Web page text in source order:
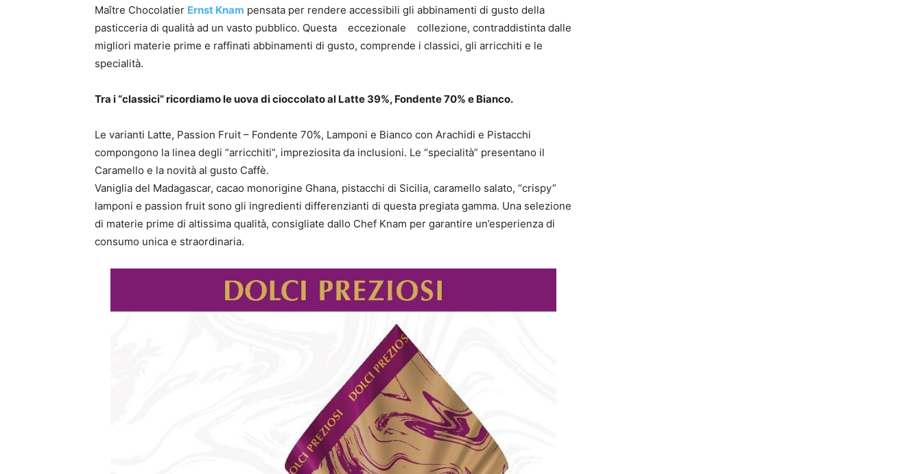
Maître Chocolatier Ernst Knam pensata per rendere accessibili gli abbinamenti di gusto della
pasticceria di qualità ad un vasto pubblico. Questa eccezionale collezione, contraddistinta dalle
migliori materie prime e raffinati abbinamenti di gusto, comprende i classici, gli arricchiti e le
specialità.
Tra i “classici” ricordiamo le uova di cioccolato al Latte 39%, Fondente 70% e Bianco.
Le varianti Latte, Passion Fruit – Fondente 70%, Lamponi e Bianco con Arachidi e Pistacchi
compongono la linea degli “arricchiti”, impreziosita da inclusioni. Le “specialità” presentano il
Caramello e la novità al gusto Caffè.
Vaniglia del Madagascar, cacao monorigine Ghana, pistacchi di Sicilia, caramello salato, “crispy”
lamponi e passion fruit sono gli ingredienti differenzianti di questa pregiata gamma. Una selezione
di materie prime di altissima qualità, consigliate dallo Chef Knam per garantire un’esperienza di
consumo unica e straordinaria.